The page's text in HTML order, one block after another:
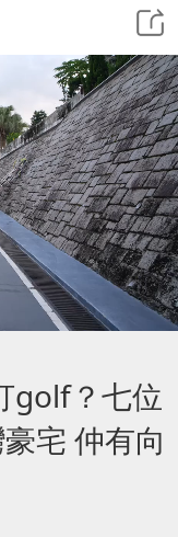
golf？七位
宅 仲有向